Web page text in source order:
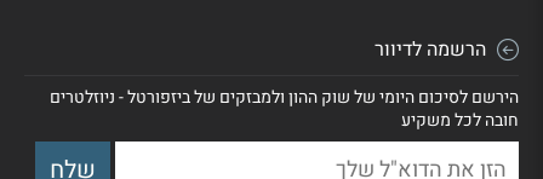
הרשמה לדיוור
הירשם לסיכום היומי של שוק ההון ולמבזקים של ביזפורטל - ניוזלטרים
חובה לכל משקיע